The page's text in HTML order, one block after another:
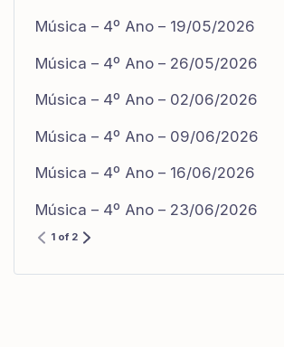
Música – 4º Ano – 19/05/2026
Música – 4º Ano – 26/05/2026
Música – 4º Ano – 02/06/2026
Música – 4º Ano – 09/06/2026
Música – 4º Ano – 16/06/2026
Música – 4º Ano – 23/06/2026
1 of 2